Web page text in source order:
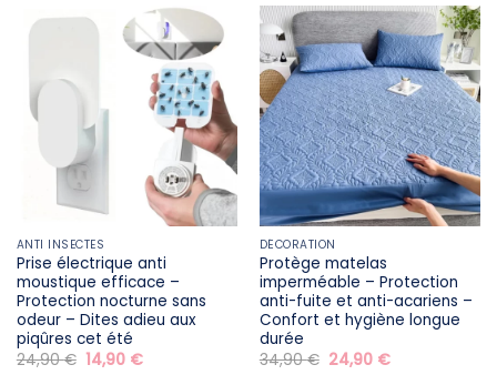
54,90 €.24,90 €.
ANTI INSECTES
Prise électrique anti
moustique efficace –
Protection nocturne sans
odeur – Dites adieu aux
piqûres cet été
24,90€ Le
prix
14,90 €Le
DÉCORATION
Protège matelas
imperméable – Protection
anti-fuite et anti-acariens –
Confort et hygiène longue
durée
34,90€ Le
prix
24,90 €Le